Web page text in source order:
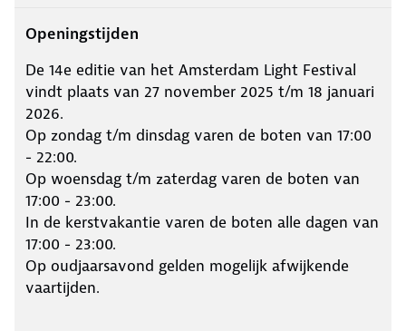
Openingstijden
De 14e editie van het Amsterdam Light Festival
vindt plaats van 27 november 2025 t/m 18 januari
2026.
Op zondag t/m dinsdag varen de boten van 17:00
- 22:00.
Op woensdag t/m zaterdag varen de boten van
17:00 - 23:00.
In de kerstvakantie varen de boten alle dagen van
17:00 - 23:00.
Op oudjaarsavond gelden mogelijk afwijkende
vaartijden.